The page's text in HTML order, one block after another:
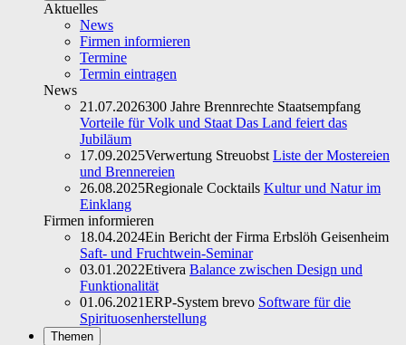
Aktuelles
News
Firmen informieren
Termine
Termin eintragen
News
21.07.2026300 Jahre Brennrechte Staatsempfang
Vorteile für Volk und Staat Das Land feiert das
Jubiläum
17.09.2025Verwertung Streuobst Liste der Mostereien
und Brennereien
26.08.2025Regionale Cocktails Kultur und Natur im
Einklang
Firmen informieren
18.04.2024Ein Bericht der Firma Erbslöh Geisenheim
Saft- und Fruchtwein-Seminar
03.01.2022Etivera Balance zwischen Design und
Funktionalität
01.06.2021ERP-System brevo Software für die
Spirituosenherstellung
Themen